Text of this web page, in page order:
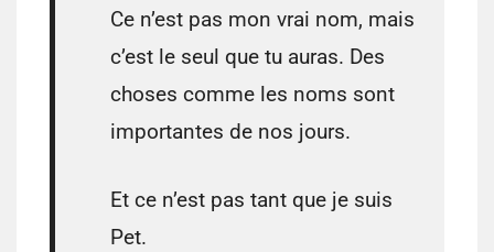
Ce n’est pas mon vrai nom, mais
c’est le seul que tu auras. Des
choses comme les noms sont
importantes de nos jours.
Et ce n’est pas tant que je suis
Pet.